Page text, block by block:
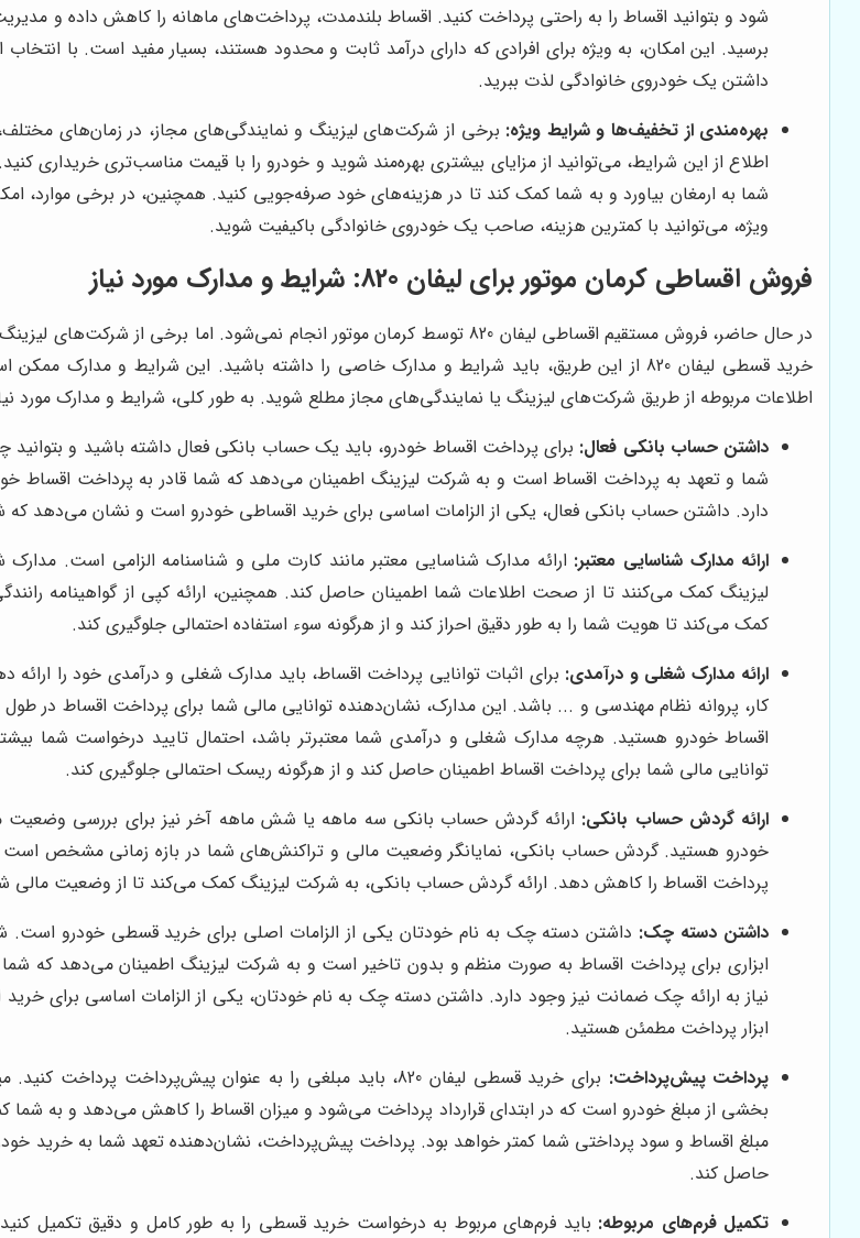
شود و بتوانید اقساط را به راحتی پرداخت کنید. اقساط بلندمدت، پرداخت‌های ماهانه را کاهش داده و
برسید. این امکان، به ویژه برای افرادی که دارای درآمد ثابت و محدود هستند، بسیار مفید است. با
داشتن یک خودروی خانوادگی لذت ببرید.
بهره‌مندی از تخفیف‌ها و شرایط ویژه:
اطلاع از این شرایط، می‌توانید از مزایای بیشتری بهره‌مند شوید و خودرو را با قیمت مناسب‌تری خریداری
شما به ارمغان بیاورد و به شما کمک کند تا در هزینه‌های خود صرفه‌جویی کنید. همچنین، در برخی موارد،
ویژه، می‌توانید با کمترین هزینه، صاحب یک خودروی خانوادگی باکیفیت شوید.
فروش اقساطی کرمان موتور برای لیفان 820: شرایط و مدارک مورد نیاز
در حال حاضر، فروش مستقیم اقساطی لیفان 820 توسط کرمان موتور انجام نمی‌شود.
خرید قسطی لیفان 820 از این طریق، باید شرایط و مدارک خاصی را داشته باشید. این شرایط و
اطلاعات مربوطه از طریق شرکت‌های لیزینگ یا نمایندگی‌های مجاز مطلع شوید. به طور کلی، شرایط و مدارک مورد نیاز برای
داشتن حساب بانکی فعال: برای پرداخت اقساط خودرو، باید یک حساب بانکی فعال داشته باشید و
شما و تعهد به پرداخت اقساط است و به شرکت لیزینگ اطمینان می‌دهد که شما قادر به پرداخت اقساط
دارد. داشتن حساب بانکی فعال، یکی از الزامات اساسی برای خرید اقساطی خودرو است و نشان می‌دهد که
ارائه مدارک شناسایی معتبر: ارائه مدارک شناسایی معتبر مانند کارت ملی و شناسنامه الزامی است.
لیزینگ کمک می‌کنند تا از صحت اطلاعات شما اطمینان حاصل کند. همچنین، ارائه کپی از گواهینامه
کمک می‌کند تا هویت شما را به طور دقیق احراز کند و از هرگونه سوء استفاده احتمالی جلوگیری کند.
ارائه مدارک شغلی و درآمدی: برای اثبات توانایی پرداخت اقساط، باید مدارک شغلی و درآمدی خود را
کار، پروانه نظام مهندسی و ... باشد. این مدارک، نشان‌دهنده توانایی مالی شما برای پرداخت اقساط در
اقساط خودرو هستید. هرچه مدارک شغلی و درآمدی شما معتبرتر باشد، احتمال تایید درخواست شما
توانایی مالی شما برای پرداخت اقساط اطمینان حاصل کند و از هرگونه ریسک احتمالی جلوگیری کند.
ارائه گردش حساب بانکی: ارائه گردش حساب بانکی سه ماهه یا شش ماهه آخر نیز برای بررسی
خودرو هستید. گردش حساب بانکی، نمایانگر وضعیت مالی و تراکنش‌های شما در بازه زمانی مشخص
پرداخت اقساط را کاهش دهد. ارائه گردش حساب بانکی، به شرکت لیزینگ کمک می‌کند تا از وضعیت مالی
داشتن دسته چک: داشتن دسته چک به نام خودتان یکی از الزامات اصلی برای خرید قسطی خودرو است.
ابزاری برای پرداخت اقساط به صورت منظم و بدون تاخیر است و به شرکت لیزینگ اطمینان می‌دهد که
نیاز به ارائه چک ضمانت نیز وجود دارد. داشتن دسته چک به نام خودتان، یکی از الزامات اساسی
ابزار پرداخت مطمئن هستید.
پرداخت پیش‌پرداخت:
بخشی از مبلغ خودرو است که در ابتدای قرارداد پرداخت می‌شود و میزان اقساط را کاهش می‌دهد و به
مبلغ اقساط و سود پرداختی شما کمتر خواهد بود. پرداخت پیش‌پرداخت، نشان‌دهنده تعهد شما به خرید
حاصل کند.
تکمیل فرم‌های مربوطه: باید فرم‌های مربوط به درخواست خرید قسطی را به طور کامل و دقیق تکمیل